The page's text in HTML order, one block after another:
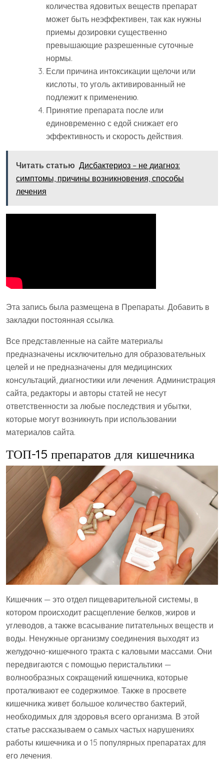
количества ядовитых веществ препарат
может быть неэффективен, так как нужны
приемы дозировки существенно
превышающие разрешенные суточные
нормы.
Если причина интоксикации щелочи или
кислоты, то уголь активированный не
подлежит к применению.
Принятие препарата после или
единовременно с едой снижает его
эффективность и скорость действия.
Читать статью Дисбактериоз – не диагноз:
симптомы, причины возникновения, способы
лечения
Эта запись была размещена в Препараты. Добавить в
закладки постоянная ссылка.
Все представленные на сайте материалы
предназначены исключительно для образовательных
целей и не предназначены для медицинских
консультаций, диагностики или лечения. Администрация
сайта, редакторы и авторы статей не несут
ответственности за любые последствия и убытки,
которые могут возникнуть при использовании
материалов сайта.
ТОП-15 препаратов для кишечника
Кишечник — это отдел пищеварительной системы, в
котором происходит расщепление белков, жиров и
углеводов, а также всасывание питательных веществ и
воды. Ненужные организму соединения выходят из
желудочно-кишечного тракта с каловыми массами. Они
передвигаются с помощью перистальтики —
волнообразных сокращений кишечника, которые
проталкивают ее содержимое. Также в просвете
кишечника живет большое количество бактерий,
необходимых для здоровья всего организма. В этой
статье рассказываем о самых частых нарушениях
работы кишечника и о 15 популярных препаратах для
его лечения.